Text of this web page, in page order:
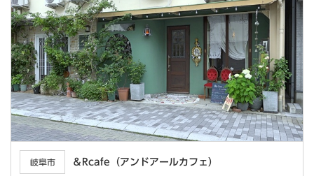
岐阜市 ＆Rcafe（アンドアールカフェ）